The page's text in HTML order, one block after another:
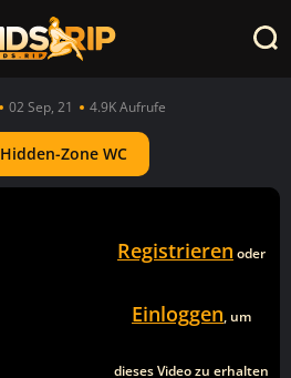
02 Sep, 21 4.9K Aufrufe
Hidden-Zone WC
Registrieren oder
Einloggen, um
dieses Video zu erhalten